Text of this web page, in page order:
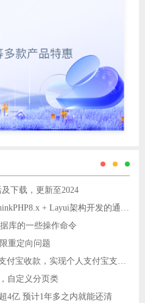
下载，更新至2024
花点时间搞的一款基于ThinkPHP8.x + Layui架构开发的通用后台管理系统
库的一些操作命令
重定向问题
PHP结合安卓APP，监听支付宝收款，实现个人支付宝支付接口
自定义分页类
4亿 预计1年多之内就能还清